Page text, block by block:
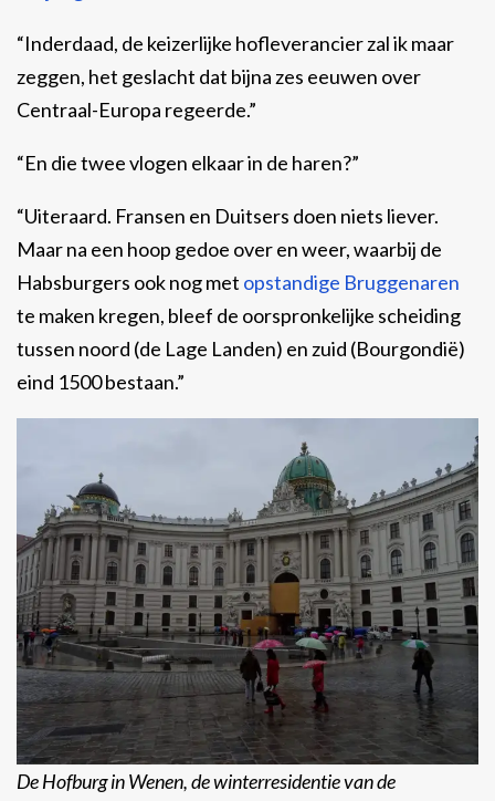
“Inderdaad, de keizerlijke hofleverancier zal ik maar
zeggen, het geslacht dat bijna zes eeuwen over
Centraal-Europa regeerde.”
“En die twee vlogen elkaar in de haren?”
“Uiteraard. Fransen en Duitsers doen niets liever.
Maar na een hoop gedoe over en weer, waarbij de
Habsburgers ook nog met opstandige Bruggenaren
te maken kregen, bleef de oorspronkelijke scheiding
tussen noord (de Lage Landen) en zuid (Bourgondië)
eind 1500 bestaan.”
De Hofburg in Wenen, de winterresidentie van de